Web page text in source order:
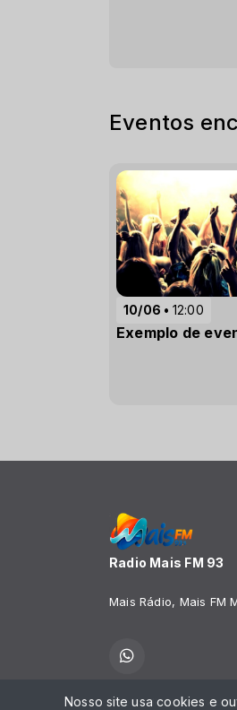
Eventos
10/06 12:00
Exemplo de
Radio Mais FM 93
Mais Rádio, Mais FM
Todos os direitos reservados.
Nosso site usa cookies e